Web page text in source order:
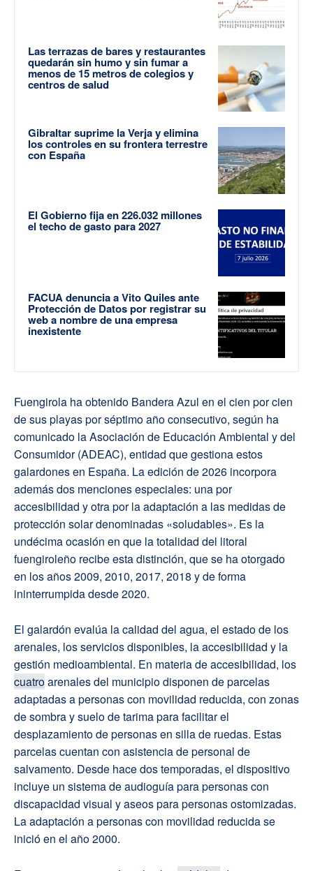
Las terrazas de bares y restaurantes
quedarán sin humo y sin fumar a
menos de 15 metros de colegios y
centros de salud
Gibraltar suprime la Verja y elimina
los controles en su frontera terrestre
con España
El Gobierno fija en 226.032 millones
el techo de gasto para 2027
FACUA denuncia a Vito Quiles ante
Protección de Datos por registrar su
web a nombre de una empresa
inexistente
Fuengirola ha obtenido Bandera Azul en el cien por cien
de sus playas por séptimo año consecutivo, según ha
comunicado la Asociación de Educación Ambiental y del
Consumidor (ADEAC), entidad que gestiona estos
galardones en España. La edición de 2026 incorpora
además dos menciones especiales: una por
accesibilidad y otra por la adaptación a las medidas de
protección solar denominadas «soludables». Es la
undécima ocasión en que la totalidad del litoral
fuengiroleño recibe esta distinción, que se ha otorgado
en los años 2009, 2010, 2017, 2018 y de forma
ininterrumpida desde 2020.
El galardón evalúa la calidad del agua, el estado de los
arenales, los servicios disponibles, la accesibilidad y la
gestión medioambiental. En materia de accesibilidad, los
cuatroarenales del municipio disponen de parcelas
adaptadas a personas con movilidad reducida, con zonas
de sombra y suelo de tarima para facilitar el
desplazamiento de personas en silla de ruedas. Estas
parcelas cuentan con asistencia de personal de
salvamento. Desde hace dos temporadas, el dispositivo
incluye un sistema de audioguía para personas con
discapacidad visual y aseos para personas ostomizadas.
La adaptación a personas con movilidad reducida se
inició en el año 2000.